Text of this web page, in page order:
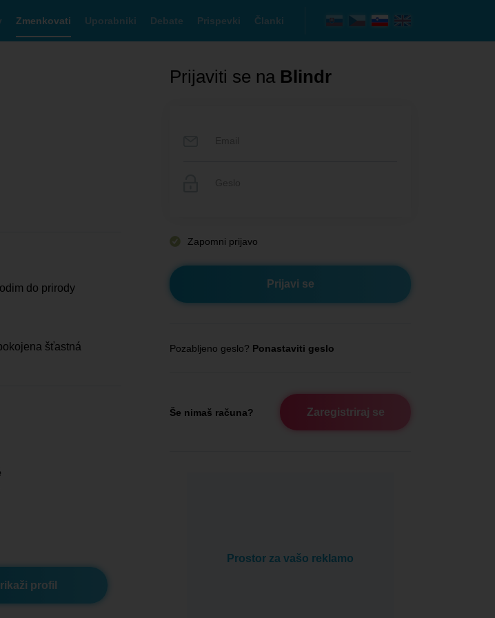
Zmenkovati Uporabniki Debate Prispevki Članki
do prirody
šťastná
profil
Prijaviti se na Blindr
Zapomni prijavo
Pozabljeno geslo? Ponastaviti geslo
Še nimaš računa? Zaregistriraj se
Prostor za vašo reklamo